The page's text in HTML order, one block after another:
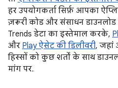
हर उपयोगकर्ता सिर्फ़ आपका
ज़रूरी कोड और संसाधन
Trends डेटा का इस्तेमाल करके,
और Play ऐसेट की डिलीवरी, जहां
हिस्सों को कुछ शर्तों के साथ
मांग पर.